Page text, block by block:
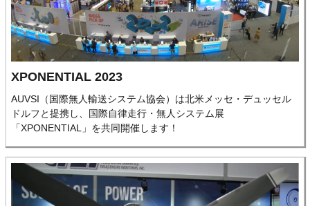
XPONENTIAL 2023
AUVSI（国際無人輸送システム協会）は北米メッセ・デュッセル
ドルフと提携し、国際自律走行・無人システム展
「XPONENTIAL」を共同開催します！